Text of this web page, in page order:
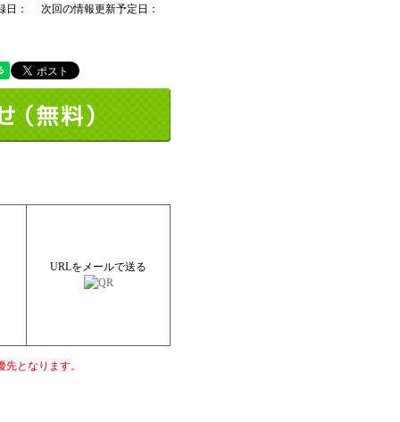
日： 次回の情報更新予定日：
URLをメールで送る
となります。